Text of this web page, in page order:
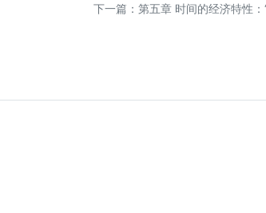
下一篇： 第五章 时间的经济特性